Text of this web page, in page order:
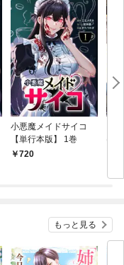
小悪魔メイドサイコ
【単行本版】 1巻
720
もっと見る